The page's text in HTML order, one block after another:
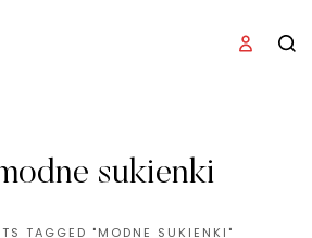
sukienki
TAGGED "MODNE SUKIENKI"